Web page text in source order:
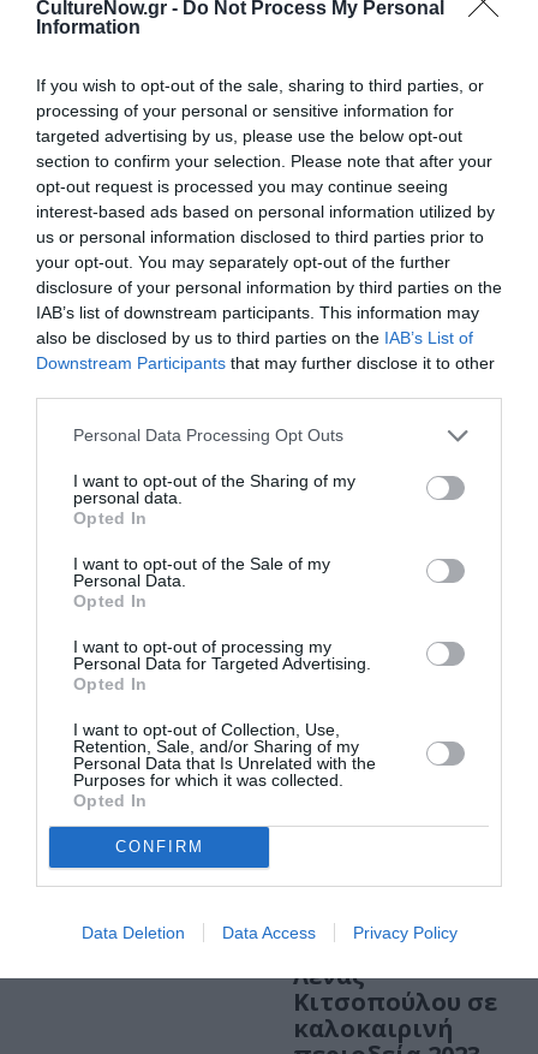
CultureNow.gr - Do Not Process My Personal
Information
If you wish to opt-out of the sale, sharing to third parties, or
processing of your personal or sensitive information for
targeted advertising by us, please use the below opt-out
section to confirm your selection. Please note that after your
opt-out request is processed you may continue seeing
interest-based ads based on personal information utilized by
us or personal information disclosed to third parties prior to
your opt-out. You may separately opt-out of the further
disclosure of your personal information by third parties on the
IAB’s list of downstream participants. This information may
also be disclosed by us to third parties on the IAB’s List of
Downstream Participants that may further disclose it to other
Personal Data Processing Opt Outs
I want to opt-out of the Sharing of my
personal data.
Opted In
I want to opt-out of the Sale of my
Personal Data.
Opted In
I want to opt-out of processing my
Personal Data for Targeted Advertising.
Opted In
I want to opt-out of Collection, Use,
Retention, Sale, and/or Sharing of my
Personal Data that Is Unrelated with the
Purposes for which it was collected.
Opted In
CONFIRM
Data Deletion Data Access Privacy Policy
REVIEWS
Βατράχια, του
Αριστοφάνη:
Επικαιροποίηση
με άρτια
αισθητική
άποψη, αλλά και
έκθετες πτυχές |
Κριτική
Αρχαίο Θέατρο
Επιδαύρου:
Περισσότεροι
από 17.500 θεατές
στα “Βατράχια”
της Έφης
Μπίρμπα
ΘΕΑΤΡΟ - ΧΟΡΟΣ / ΑΡΘΡΑ
Αρχαίο Θέατρο
Επιδαύρου: Οι
παράστασεις στο
Αργολικό θέατρο
– Αύγουστος 2023
ΘΕΑΤΡΟ - ΧΟΡΟΣ / ΝΕΑ
Σφήκες, του
Αριστοφάνη σε
σκηνοθεσία
Λένας
Κιτσοπούλου στο
Δωδώνης
ΘΕΑΤΡΟ - ΧΟΡΟΣ / ΝΕΑ
Βατράχια, του
Αριστοφάνη σε
σκηνοθεσία
Έφης Μπίρμπα
στο Αρχαίο
Θέατρο
Φιλίππων
Σφήκες, του
Αριστοφάνη σε
σκηνοθεσία
Λένας
Κιτσοπούλου σε
καλοκαιρινή